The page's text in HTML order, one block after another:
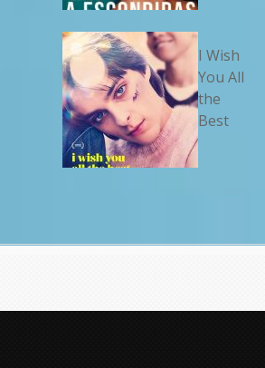
I Wish
You All
the
Best